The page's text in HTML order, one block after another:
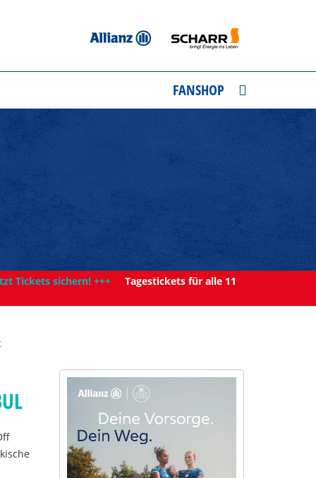
FANSHOP
Tickets sichern! +++ Tagestickets für alle 11